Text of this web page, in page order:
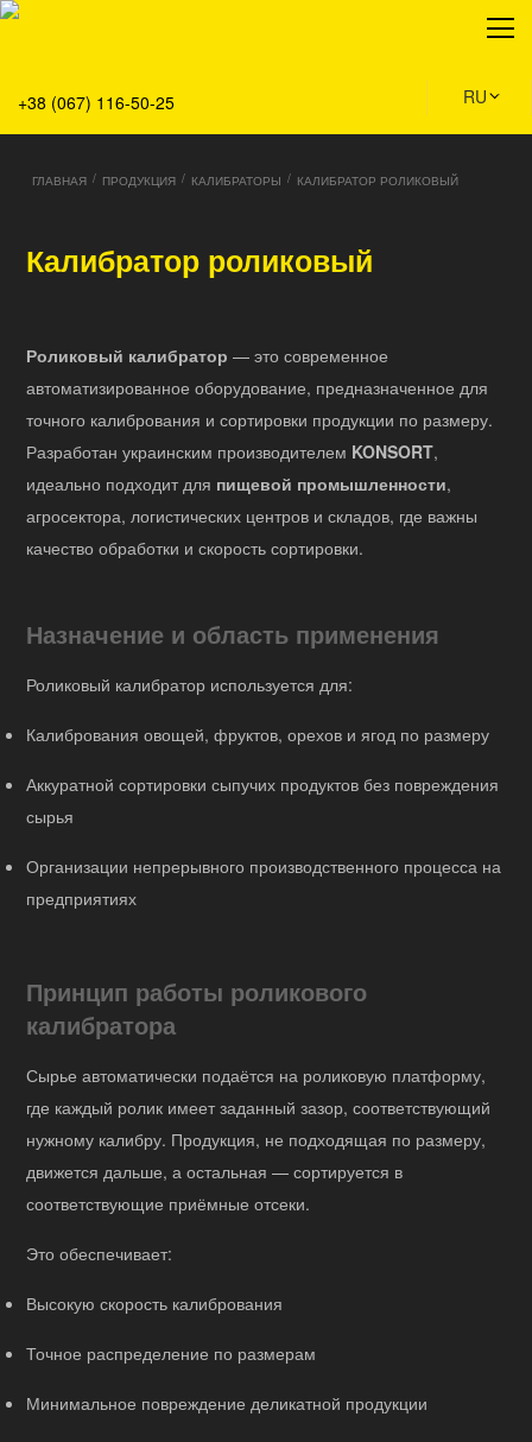
+38 (067) 116-50-25 RU
О нас
Сервис
Решения
Новости
ГЛАВНАЯ / ПРОДУКЦИЯ / КАЛИБРАТОРЫ / КАЛИБРАТОР РОЛИКОВЫЙ
Калибратор роликовый
Роликовый калибратор — это современное
автоматизированное оборудование, предназначенное для
точного калибрования и сортировки продукции по размеру.
Разработан украинским производителем KONSORT,
идеально подходит для пищевой промышленности,
агросектора, логистических центров и складов, где важны
качество обработки и скорость сортировки.
Назначение и область применения
Роликовый калибратор используется для:
Калибрования овощей, фруктов, орехов и ягод по размеру
Аккуратной сортировки сыпучих продуктов без повреждения
сырья
Организации непрерывного производственного процесса на
предприятиях
Принцип работы роликового
калибратора
Сырье автоматически подаётся на роликовую платформу,
где каждый ролик имеет заданный зазор, соответствующий
нужному калибру. Продукция, не подходящая по размеру,
движется дальше, а остальная — сортируется в
соответствующие приёмные отсеки.
Это обеспечивает:
Высокую скорость калибрования
Точное распределение по размерам
Минимальное повреждение деликатной продукции